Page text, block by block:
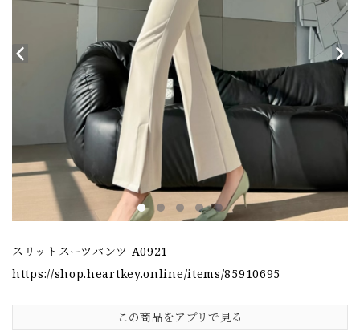
スリットスーツパンツ A0921
https://shop.heartkey.online/items/85910695
この商品をアプリで見る